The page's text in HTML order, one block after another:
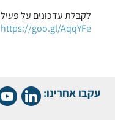
לקבלת עדכונים על
https://goo.gl/AqqYFe
עקבו אחרינו: